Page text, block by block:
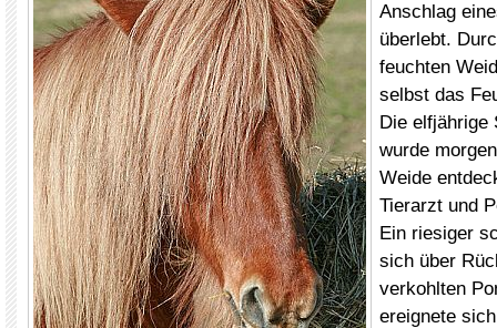
Anschlag
überlebt.
feuchten
selbst das
Die elfjährige
wurde
Weide
Tierarzt und
Ein riesiger
sich über
verkohlten
ereignete